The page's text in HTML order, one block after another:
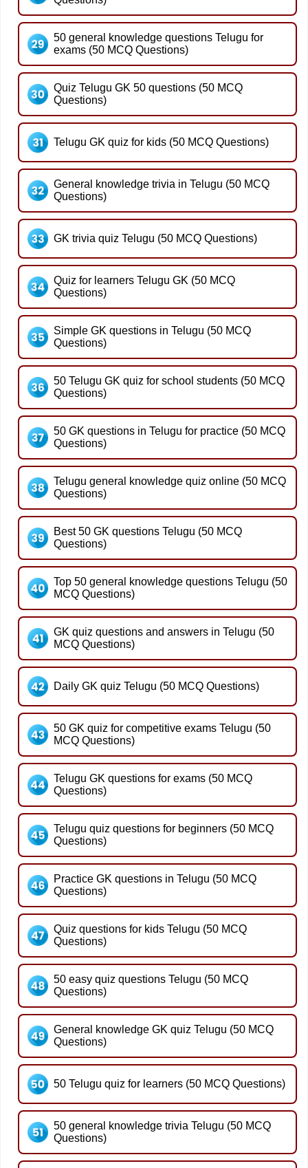
50 general knowledge questions Telugu for
exams (50 MCQ Questions)
Quiz Telugu GK 50 questions (50 MCQ
Questions)
Telugu GK quiz for kids (50 MCQ Questions)
General knowledge trivia in Telugu (50 MCQ
Questions)
GK trivia quiz Telugu (50 MCQ Questions)
Quiz for learners Telugu GK (50 MCQ
Questions)
Simple GK questions in Telugu (50 MCQ
Questions)
50 Telugu GK quiz for school students (50 MCQ
Questions)
50 GK questions in Telugu for practice (50 MCQ
Questions)
Telugu general knowledge quiz online (50 MCQ
Questions)
Best 50 GK questions Telugu (50 MCQ
Questions)
Top 50 general knowledge questions Telugu (50
MCQ Questions)
GK quiz questions and answers in Telugu (50
MCQ Questions)
Daily GK quiz Telugu (50 MCQ Questions)
50 GK quiz for competitive exams Telugu (50
MCQ Questions)
Telugu GK questions for exams (50 MCQ
Questions)
Telugu quiz questions for beginners (50 MCQ
Questions)
Practice GK questions in Telugu (50 MCQ
Questions)
Quiz questions for kids Telugu (50 MCQ
Questions)
50 easy quiz questions Telugu (50 MCQ
Questions)
General knowledge GK quiz Telugu (50 MCQ
Questions)
50 Telugu quiz for learners (50 MCQ Questions)
50 general knowledge trivia Telugu (50 MCQ
Questions)